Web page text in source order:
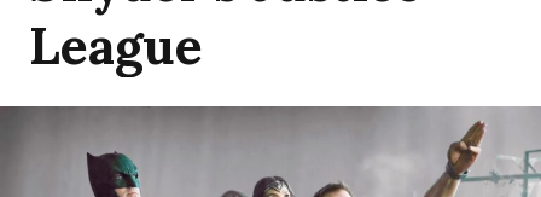
League